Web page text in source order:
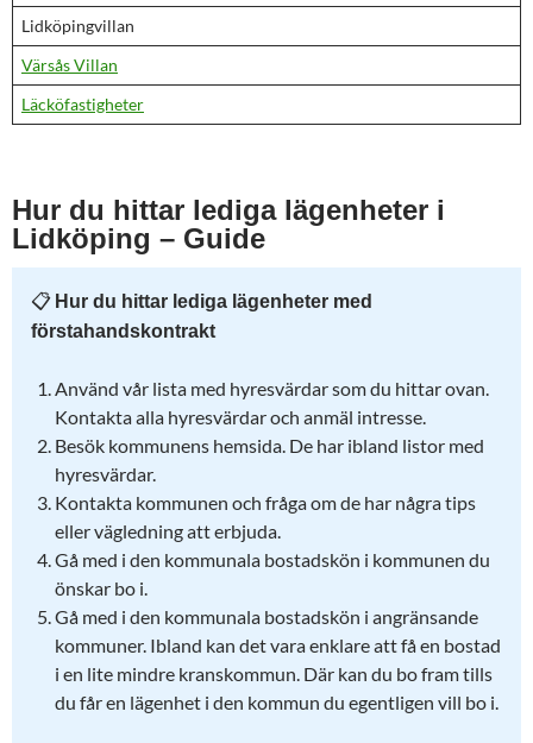
Lidköpingvillan
Värsås Villan
Läcköfastigheter
Hur du hittar lediga lägenheter i
Lidköping – Guide
📋 Hur du hittar lediga lägenheter med
förstahandskontrakt
Använd vår lista med hyresvärdar som du hittar ovan.
Kontakta alla hyresvärdar och anmäl intresse.
Besök kommunens hemsida. De har ibland listor med
hyresvärdar.
Kontakta kommunen och fråga om de har några tips
eller vägledning att erbjuda.
Gå med i den kommunala bostadskön i kommunen du
önskar bo i.
Gå med i den kommunala bostadskön i angränsande
kommuner. Ibland kan det vara enklare att få en bostad
i en lite mindre kranskommun. Där kan du bo fram tills
du får en lägenhet i den kommun du egentligen vill bo i.